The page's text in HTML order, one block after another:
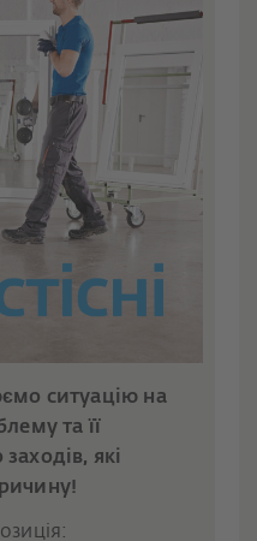
ситуацію на
та її
які